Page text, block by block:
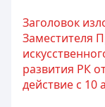
Заголовок
Заместителя
развития РК
действие с 10